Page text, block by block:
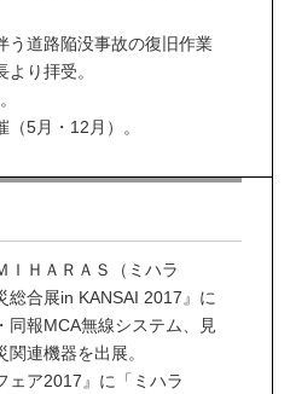
う道路陥没事故の復旧作業
り拝受。
5月・12月）。
ＩＨＡＲＡＳ（ミハラ
総合展in KANSAI 2017』に
同報MCA無線システム、見
連機器を出展。
ェア2017』に「ミハラ